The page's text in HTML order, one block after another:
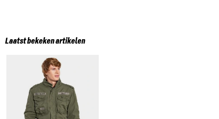
Laatst bekeken artikelen